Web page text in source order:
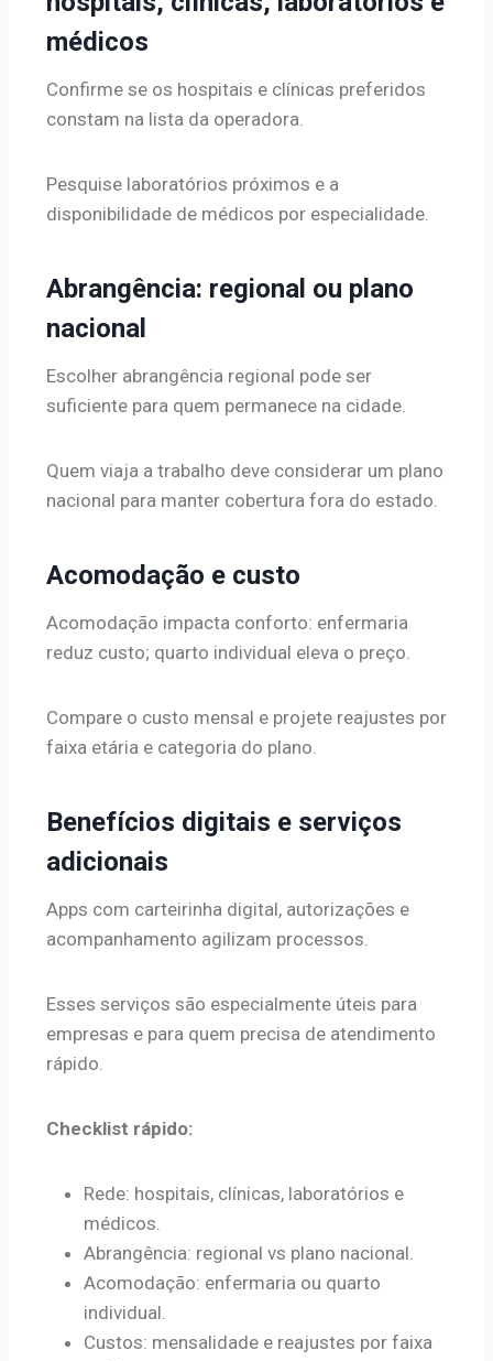
médicos
Confirme se os hospitais e clínicas preferidos
constam na lista da operadora.
Pesquise laboratórios próximos e a
disponibilidade de médicos por especialidade.
Abrangência: regional ou plano
nacional
Escolher abrangência regional pode ser
suficiente para quem permanece na cidade.
Quem viaja a trabalho deve considerar um plano
nacional para manter cobertura fora do estado.
Acomodação e custo
Acomodação impacta conforto: enfermaria
reduz custo; quarto individual eleva o preço.
Compare o custo mensal e projete reajustes por
faixa etária e categoria do plano.
Benefícios digitais e serviços
adicionais
Apps com carteirinha digital, autorizações e
acompanhamento agilizam processos.
Esses serviços são especialmente úteis para
empresas e para quem precisa de atendimento
rápido.
Checklist rápido:
Rede: hospitais, clínicas, laboratórios e
médicos.
Abrangência: regional vs plano nacional.
Acomodação: enfermaria ou quarto
individual.
Custos: mensalidade e reajustes por faixa